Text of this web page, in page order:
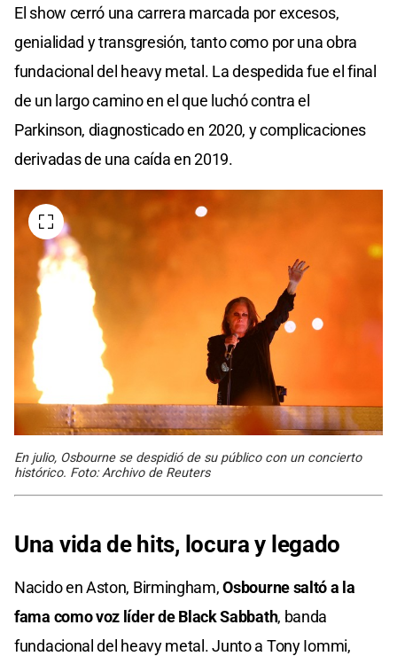
El show cerró una carrera marcada por excesos,
genialidad y transgresión, tanto como por una obra
fundacional del heavy metal. La despedida fue el final
de un largo camino en el que luchó contra el
Parkinson, diagnosticado en 2020, y complicaciones
derivadas de una caída en 2019.
En julio, Osbourne se despidió de su público con un concierto
histórico. Foto: Archivo de Reuters
Una vida de hits, locura y legado
Nacido en Aston, Birmingham,Osbourne saltó a la
fama como voz líder de Black Sabbath, banda
fundacional del heavy metal. Junto a Tony Iommi,